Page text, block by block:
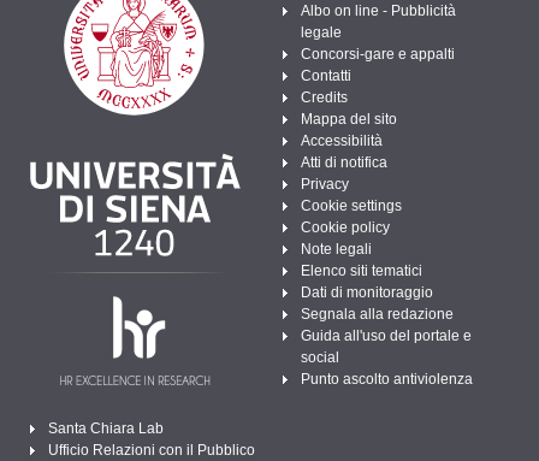
Albo on line - Pubblicità
legale
Concorsi-gare e appalti
Contatti
Credits
Mappa del sito
Accessibilità
Atti di notifica
Privacy
Cookie settings
Cookie policy
Note legali
Elenco siti tematici
Dati di monitoraggio
Segnala alla redazione
Guida all'uso del portale e
social
Punto ascolto antiviolenza
Santa Chiara Lab
Ufficio Relazioni con il Pubblico